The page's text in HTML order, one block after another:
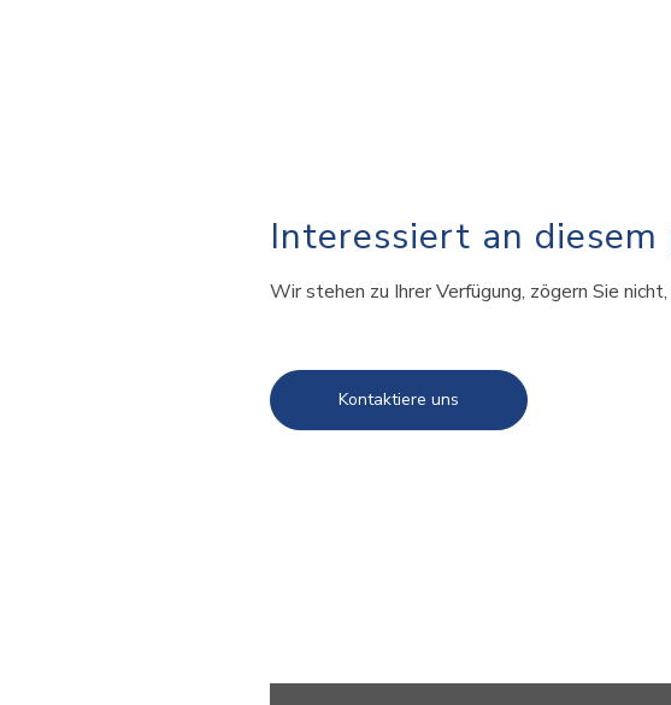
Interessiert an diesem
Wir stehen zu Ihrer Verfügung, zögern Sie
Kontaktiere uns